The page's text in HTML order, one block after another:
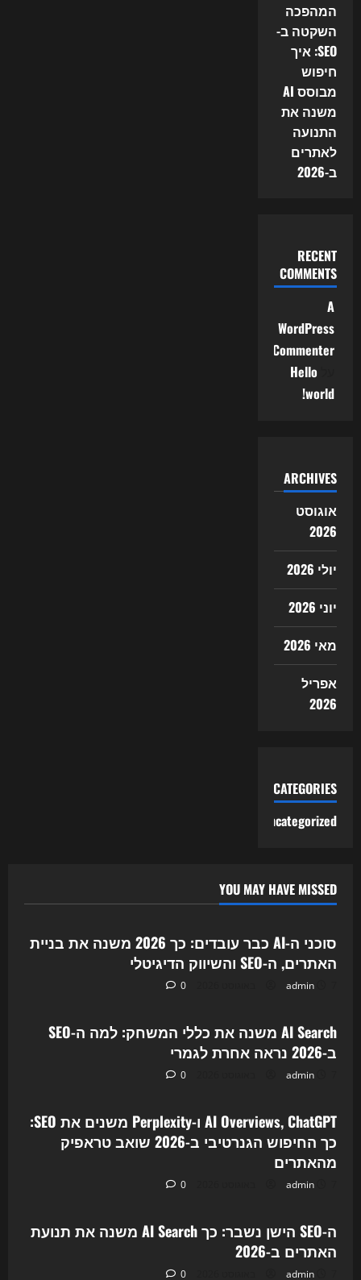
המהפכה
השקטה ב-
SEO: איך
חיפוש
מבוסס AI
משנה את
התנועה
לאתרים
ב-2026
RECENT
COMMENTS
A
WordPress
Commenter
Hello
world!
ARCHIVES
אוגוסט
2026
יולי 2026
יוני 2026
מאי 2026
אפריל
2026
CATEGORIES
Uncategorized
YOU MAY HAVE MISSED
Uncategorized
סוכני ה-AI כבר עובדים: כך 2026 משנה את בניית
האתרים, ה-SEO והשיווק הדיגיטלי
admin
0 Uncategorized
AI Search משנה את כללי המשחק: למה ה-SEO
ב-2026 נראה אחרת לגמרי
admin
0 Uncategorized
AI Overviews, ChatGPT ו-Perplexity משנים את SEO:
כך החיפוש הגנרטיבי ב-2026 שואב טראפיק
מהאתרים
admin
0 Uncategorized
ה-SEO הישן נשבר: כך AI Search משנה את תנועת
האתרים ב-2026
admin
0